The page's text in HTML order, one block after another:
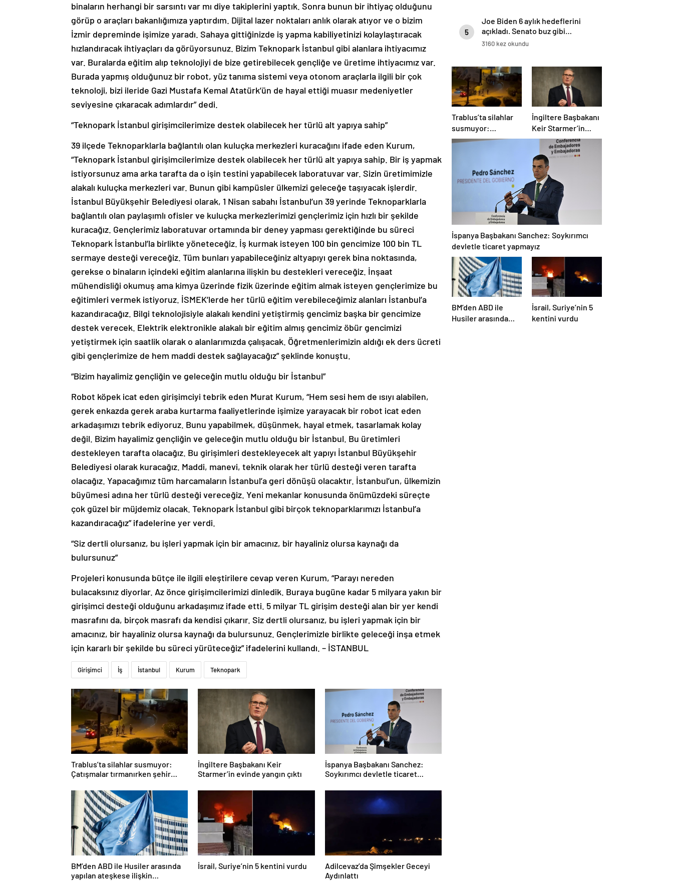
binaların herhangi bir sarsıntı var mı diye takiplerini yaptık. Sonra bunun bir ihtiyaç olduğunu
görüp o araçları bakanlığımıza yaptırdım. Dijital lazer noktaları anlık olarak atıyor ve o bizim
İzmir depreminde işimize yaradı. Sahaya gittiğinizde iş yapma kabiliyetinizi kolaylaştıracak
hızlandıracak ihtiyaçları da görüyorsunuz. Bizim Teknopark İstanbul gibi alanlara ihtiyacımız
var. Buralarda eğitim alıp teknolojiyi de bize getirebilecek gençliğe ve üretime ihtiyacımız var.
Burada yapmış olduğunuz bir robot, yüz tanıma sistemi veya otonom araçlarla ilgili bir çok
teknoloji, bizi ileride Gazi Mustafa Kemal Atatürk’ün de hayal ettiği muasır medeniyetler
seviyesine çıkaracak adımlardır” dedi.
“Teknopark İstanbul girişimcilerimize destek olabilecek her türlü alt yapıya sahip”
39 ilçede Teknoparklarla bağlantılı olan kuluçka merkezleri kuracağını ifade eden Kurum,
“Teknopark İstanbul girişimcilerimize destek olabilecek her türlü alt yapıya sahip. Bir iş yapmak
istiyorsunuz ama arka tarafta da o işin testini yapabilecek laboratuvar var. Sizin üretimimizle
alakalı kuluçka merkezleri var. Bunun gibi kampüsler ülkemizi geleceğe taşıyacak işlerdir.
İstanbul Büyükşehir Belediyesi olarak, 1 Nisan sabahı İstanbul’un 39 yerinde Teknoparklarla
bağlantılı olan paylaşımlı ofisler ve kuluçka merkezlerimizi gençlerimiz için hızlı bir şekilde
kuracağız. Gençlerimiz laboratuvar ortamında bir deney yapması gerektiğinde bu süreci
Teknopark İstanbul’la birlikte yöneteceğiz. İş kurmak isteyen 100 bin gencimize 100 bin TL
sermaye desteği vereceğiz. Tüm bunları yapabileceğiniz altyapıyı gerek bina noktasında,
gerekse o binaların içindeki eğitim alanlarına ilişkin bu destekleri vereceğiz. İnşaat
mühendisliği okumuş ama kimya üzerinde fizik üzerinde eğitim almak isteyen gençlerimize bu
eğitimleri vermek istiyoruz. İSMEK’lerde her türlü eğitim verebileceğimiz alanları İstanbul’a
kazandıracağız. Bilgi teknolojisiyle alakalı kendini yetiştirmiş gencimiz başka bir gencimize
destek verecek. Elektrik elektronikle alakalı bir eğitim almış gencimiz öbür gencimizi
yetiştirmek için saatlik olarak o alanlarımızda çalışacak. Öğretmenlerimizin aldığı ek ders ücreti
gibi gençlerimize de hem maddi destek sağlayacağız” şeklinde konuştu.
“Bizim hayalimiz gençliğin ve geleceğin mutlu olduğu bir İstanbul”
Robot köpek icat eden girişimciyi tebrik eden Murat Kurum, “Hem sesi hem de ısıyı alabilen,
gerek enkazda gerek araba kurtarma faaliyetlerinde işimize yarayacak bir robot icat eden
arkadaşımızı tebrik ediyoruz. Bunu yapabilmek, düşünmek, hayal etmek, tasarlamak kolay
değil. Bizim hayalimiz gençliğin ve geleceğin mutlu olduğu bir İstanbul. Bu üretimleri
destekleyen tarafta olacağız. Bu girişimleri destekleyecek alt yapıyı İstanbul Büyükşehir
Belediyesi olarak kuracağız. Maddi, manevi, teknik olarak her türlü desteği veren tarafta
olacağız. Yapacağımız tüm harcamaların İstanbul’a geri dönüşü olacaktır. İstanbul’un, ülkemizin
büyümesi adına her türlü desteği vereceğiz. Yeni mekanlar konusunda önümüzdeki süreçte
çok güzel bir müjdemiz olacak. Teknopark İstanbul gibi birçok teknoparklarımızı İstanbul’a
kazandıracağız” ifadelerine yer verdi.
“Siz dertli olursanız, bu işleri yapmak için bir amacınız, bir hayaliniz olursa kaynağı da
bulursunuz”
Projeleri konusunda bütçe ile ilgili eleştirilere cevap veren Kurum, “Parayı nereden
bulacaksınız diyorlar. Az önce girişimcilerimizi dinledik. Buraya bugüne kadar 5 milyara yakın bir
girişimci desteği olduğunu arkadaşımız ifade etti. 5 milyar TL girişim desteği alan bir yer kendi
masrafını da, birçok masrafı da kendisi çıkarır. Siz dertli olursanız, bu işleri yapmak için bir
amacınız, bir hayaliniz olursa kaynağı da bulursunuz. Gençlerimizle birlikte geleceği inşa etmek
için kararlı bir şekilde bu süreci yürüteceğiz” ifadelerini kullandı. – İSTANBUL
Girişimci İş İstanbul Kurum Teknopark
Trablus’ta silahlar susmuyor:
Çatışmalar tırmanırken şehir
İngiltere Başbakanı Keir
Starmer’in evinde yangın çıktı
İspanya Başbakanı Sanchez:
Soykırımcı devletle ticaret
BM’den ABD ile Husiler arasında
yapılan ateşkese ilişkin
İsrail, Suriye’nin 5 kentini vurdu
Adilcevaz’da Şimşekler Geceyi
Aydınlattı
5
Joe Biden 6 aylık hedeflerini
açıkladı. Senato buz gibi…
3160 kez okundu
Trablus’ta silahlar
susmuyor:
Çatışmalar
İngiltere Başbakanı
Keir Starmer’in
evinde yangın çıktı
İspanya Başbakanı Sanchez: Soykırımcı
devletle ticaret yapmayız
BM’den ABD ile
Husiler arasında
İsrail, Suriye’nin 5
kentini vurdu